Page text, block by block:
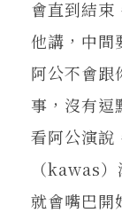
會直到結束
他講，中間
阿公不會跟
事，沒有逗
看阿公演
（kawas
就會嘴巴開